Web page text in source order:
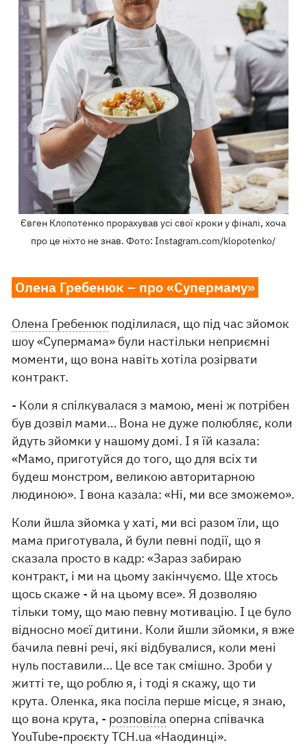
Євген Клопотенко прорахував усі свої кроки у фіналі, хоча
про це ніхто не знав. Фото: Instagram.com/klopotenko/
Олена Гребенюк – про «Супермаму»
Олена Гребенюк поділилася, що під час зйомок
шоу «Супермама» були настільки неприємні
моменти, що вона навіть хотіла розірвати
контракт.
- Коли я спілкувалася з мамою, мені ж потрібен
був дозвіл мами… Вона не дуже полюбляє, коли
йдуть зйомки у нашому домі. І я їй казала:
«Мамо, приготуйся до того, що для всіх ти
будеш монстром, великою авторитарною
людиною». І вона казала: «Ні, ми все зможемо».
Коли йшла зйомка у хаті, ми всі разом їли, що
мама приготувала, й були певні події, що я
сказала просто в кадр: «Зараз забираю
контракт, і ми на цьому закінчуємо. Ще хтось
щось скаже - й на цьому все». Я дозволяю
тільки тому, що маю певну мотивацію. І це було
відносно моєї дитини. Коли йшли зйомки, я вже
бачила певні речі, які відбувалися, коли мені
нуль поставили… Це все так смішно. Зроби у
житті те, що роблю я, і тоді я скажу, що ти
крута. Оленка, яка посіла перше місце, я знаю,
що вона крута, - розповіла оперна співачка
YouTube-проєкту ТСН.ua «Наодинці».